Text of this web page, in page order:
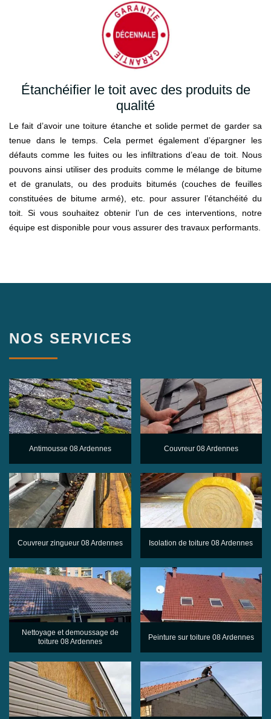
Étanchéifier le toit avec des produits de
qualité
Le fait d’avoir une toiture étanche et solide permet de garder sa
tenue dans le temps. Cela permet également d’épargner les
défauts comme les fuites ou les infiltrations d’eau de toit. Nous
pouvons ainsi utiliser des produits comme le mélange de bitume
et de granulats, ou des produits bitumés (couches de feuilles
constituées de bitume armé), etc. pour assurer l’étanchéité du
toit. Si vous souhaitez obtenir l’un de ces interventions, notre
équipe est disponible pour vous assurer des travaux performants.
NOS SERVICES
Antimousse 08 Ardennes Couvreur 08 Ardennes
Couvreur zingueur 08 Ardennes Isolation de toiture 08 Ardennes
Nettoyage et demoussage de
toiture 08 Ardennes
Peinture sur toiture 08 Ardennes